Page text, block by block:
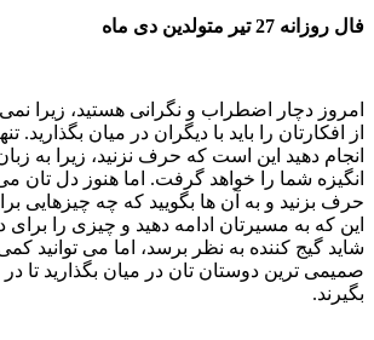
فال روزانه 27 تیر متولدین دی ماه
امروز دچار اضطراب و نگرانی هستید، زیرا نمی
از افکارتان را باید با دیگران در میان بگذارید.
انجام دهید این است که حرف نزنید، زیرا به
انگیزه شما را خواهد گرفت. اما هنوز دل تان
حرف بزنید و به آن ها بگویید که چه چیزهایی
این که به مسیرتان ادامه دهید و چیزی را برای
شاید گیج کننده به نظر برسد، اما می توانید کمی
صمیمی ترین دوستان تان در میان بگذارید تا در
بگیرند.